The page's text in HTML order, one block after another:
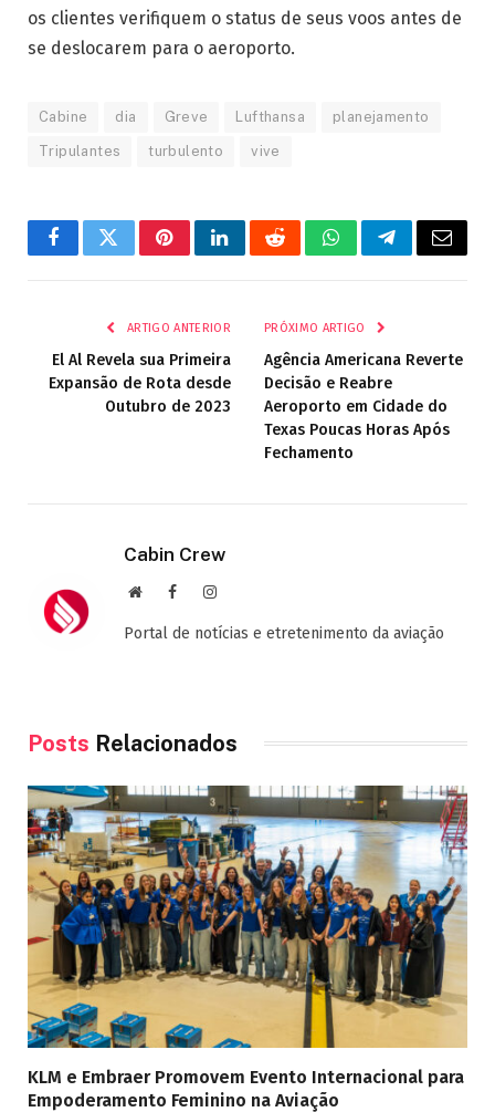
os clientes verifiquem o status de seus voos antes de
se deslocarem para o aeroporto.
Cabine dia Greve Lufthansa planejamento
Tripulantes turbulento vive
FacebookTwitterPinterestLinkedInRedditWhatsAppTelegrama
E-
ARTIGO ANTERIOR
El Al Revela sua Primeira
Expansão de Rota desde
Outubro de 2023
PRÓXIMO ARTIGO
Agência Americana Reverte
Decisão e Reabre
Aeroporto em Cidade do
Texas Poucas Horas Após
Fechamento
Cabin Crew
Site FacebookInstagram
Portal de notícias e etretenimento da aviação
Posts Relacionados
KLM e Embraer Promovem Evento Internacional para
Empoderamento Feminino na Aviação